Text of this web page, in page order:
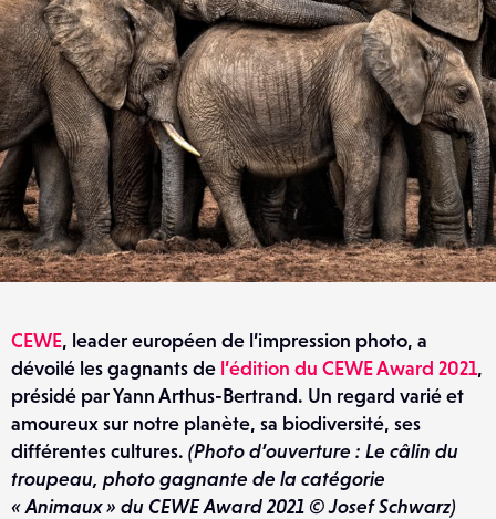
CEWE, leader européen de l’impression photo, a
dévoilé les gagnants de l’édition du CEWE Award 2021,
présidé par Yann Arthus-Bertrand. Un regard varié et
amoureux sur notre planète, sa biodiversité, ses
différentes cultures. (Photo d’ouverture : Le câlin du
troupeau, photo gagnante de la catégorie
« Animaux » du CEWE Award 2021 © Josef Schwarz)